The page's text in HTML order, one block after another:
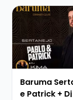
Veja mais
Baruma
e Patrick +